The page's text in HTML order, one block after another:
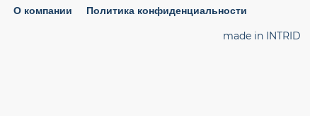
О компании Политика конфиденциальности
made in INTRID